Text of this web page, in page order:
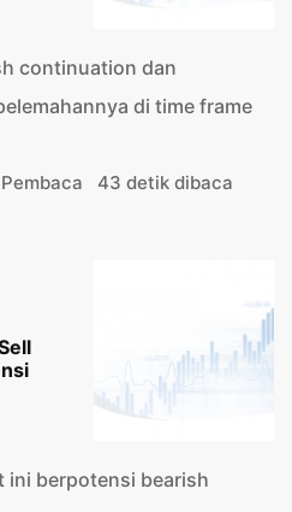
continuation dan
di time frame
43 detik dibaca
ini berpotensi bearish